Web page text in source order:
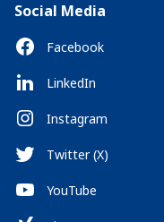
Social Media
Facebook
LinkedIn
Instagram
Twitter (X)
YouTube